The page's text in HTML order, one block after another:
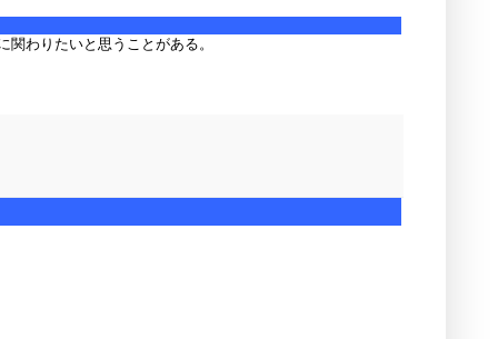
わりたいと思うことがある。